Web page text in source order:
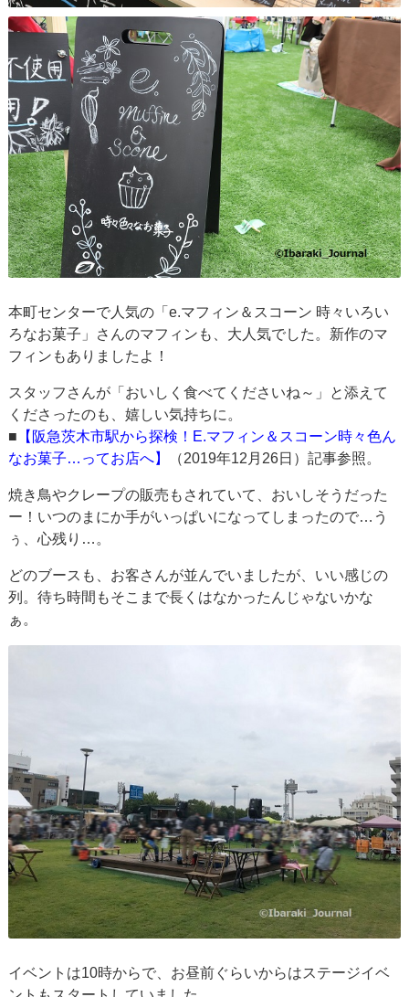
本町センターで人気の「e.マフィン＆スコーン 時々いろい
ろなお菓子」さんのマフィンも、大人気でした。新作のマ
フィンもありましたよ！
スタッフさんが「おいしく食べてくださいね～」と添えて
くださったのも、嬉しい気持ちに。
■ 【阪急茨木市駅から探検！E.マフィン＆スコーン時々色ん
なお菓子…ってお店へ】
（2019年12月26日）記事参照。
焼き鳥やクレープの販売もされていて、おいしそうだった
ー！いつのまにか手がいっぱいになってしまったので…う
ぅ、心残り…。
どのブースも、お客さんが並んでいましたが、いい感じの
列。待ち時間もそこまで長くはなかったんじゃないかな
ぁ。
イベントは10時からで、お昼前ぐらいからはステージイベ